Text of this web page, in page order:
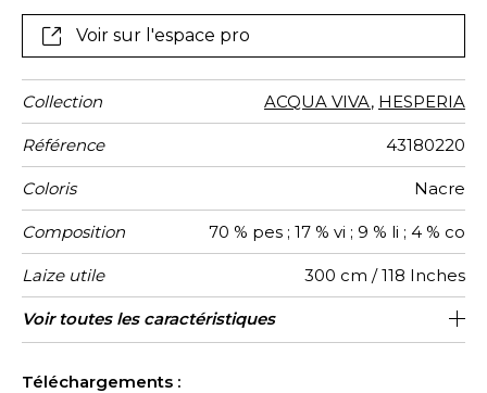
Voir sur l'espace pro
Collection ACQUA VIVA, HESPERIA
Référence 43180220
Coloris Nacre
Composition 70 % pes ; 17 % vi ; 9 % li ; 4 % co
Laize utile 300 cm / 118 Inches
Raccord Raccord droit
Test
Martindale
-
Sens De large
Poids g/m² 260
Usage
Entretien
Pays
d'origine
Inde
Rapport
Horizontal
35 cm / 14 Inches
Voir toutes les caractéristiques
Téléchargements :